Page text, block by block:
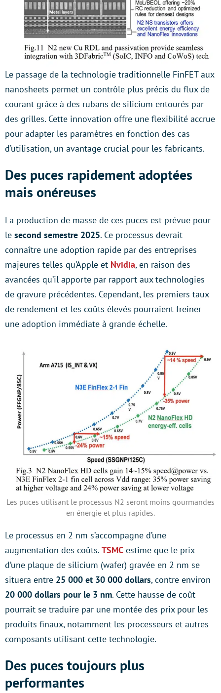
Le passage de la technologie traditionnelle FinFET aux
nanosheets permet un contrôle plus précis du flux de
courant grâce à des rubans de silicium entourés par
des grilles. Cette innovation offre une flexibilité accrue
pour adapter les paramètres en fonction des cas
d’utilisation, un avantage crucial pour les fabricants.
Des puces rapidement adoptées
mais onéreuses
La production de masse de ces puces est prévue pour
le second semestre 2025. Ce processus devrait
connaître une adoption rapide par des entreprises
majeures telles qu’Apple et Nvidia, en raison des
avancées qu’il apporte par rapport aux technologies
de gravure précédentes. Cependant, les premiers taux
de rendement et les coûts élevés pourraient freiner
une adoption immédiate à grande échelle.
Les puces utilisant le processus N2 seront moins gourmandes
en énergie et plus rapides.
Le processus en 2 nm s’accompagne d’une
augmentation des coûts. TSMC estime que le prix
d’une plaque de silicium (wafer) gravée en 2 nm se
situera entre 25 000 et 30 000 dollars, contre environ
20 000 dollars pour le 3 nm. Cette hausse de coût
pourrait se traduire par une montée des prix pour les
produits finaux, notamment les processeurs et autres
composants utilisant cette technologie.
Des puces toujours plus
performantes